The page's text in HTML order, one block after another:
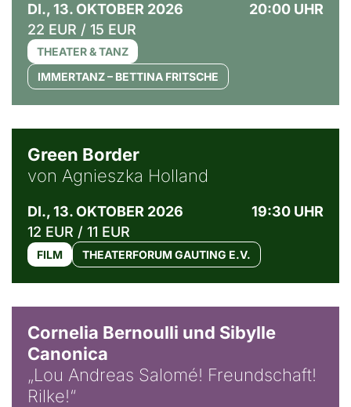
DI., 13. OKTOBER 2026
20:00 UHR
22 EUR / 15 EUR
THEATER & TANZ
IMMERTANZ – BETTINA FRITSCHE
Green Border
von Agnieszka Holland
DI., 13. OKTOBER 2026
19:30 UHR
12 EUR / 11 EUR
FILM THEATERFORUM GAUTING E.V.
Cornelia Bernoulli und Sibylle
Canonica
„Lou Andreas Salomé! Freundschaft!
Rilke!“